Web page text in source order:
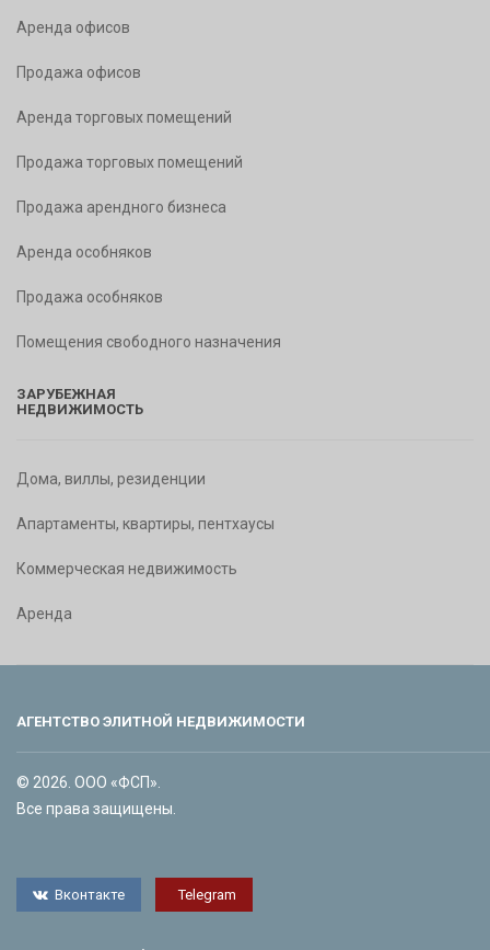
Аренда офисов
Продажа офисов
Аренда торговых помещений
Продажа торговых помещений
Продажа арендного бизнеса
Аренда особняков
Продажа особняков
Помещения свободного назначения
ЗАРУБЕЖНАЯ
НЕДВИЖИМОСТЬ
Дома, виллы, резиденции
Апартаменты, квартиры, пентхаусы
Коммерческая недвижимость
Аренда
АГЕНТСТВО ЭЛИТНОЙ НЕДВИЖИМОСТИ
© 2026. ООО «ФСП».
Все права защищены.
Вконтакте Telegram